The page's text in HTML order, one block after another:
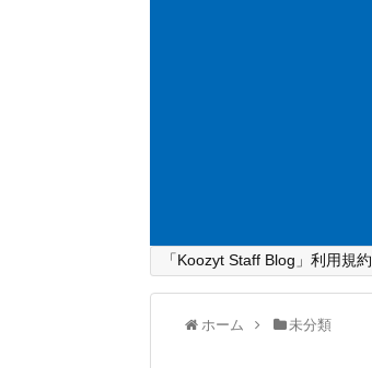
「Koozyt Staff Blog」利用規約
ホーム 未分類